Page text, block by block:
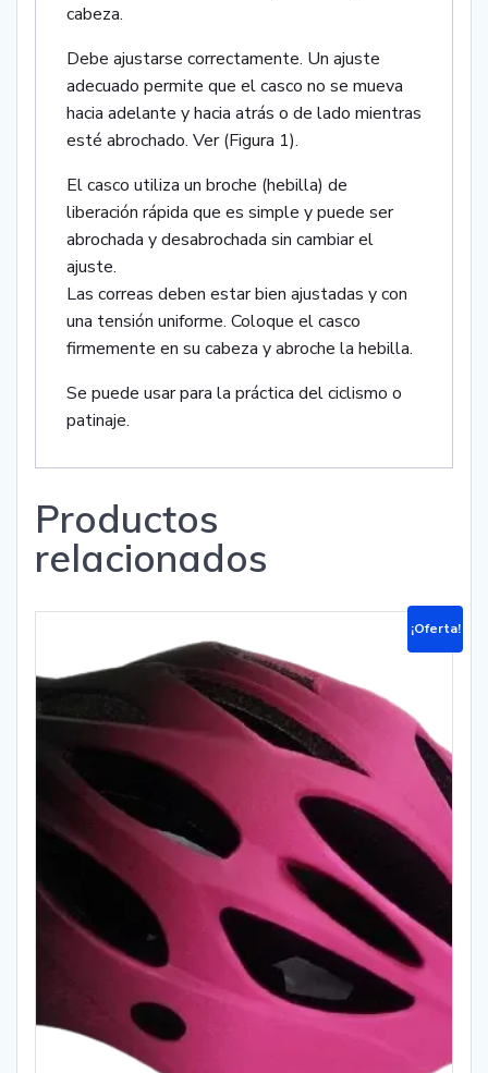
cabeza.
Debe ajustarse correctamente. Un ajuste
adecuado permite que el casco no se mueva
hacia adelante y hacia atrás o de lado mientras
esté abrochado. Ver (Figura 1).
El casco utiliza un broche (hebilla) de
liberación rápida que es simple y puede ser
abrochada y desabrochada sin cambiar el
ajuste.
Las correas deben estar bien ajustadas y con
una tensión uniforme. Coloque el casco
firmemente en su cabeza y abroche la hebilla.
Se puede usar para la práctica del ciclismo o
patinaje.
Productos
relacionados
¡Oferta!